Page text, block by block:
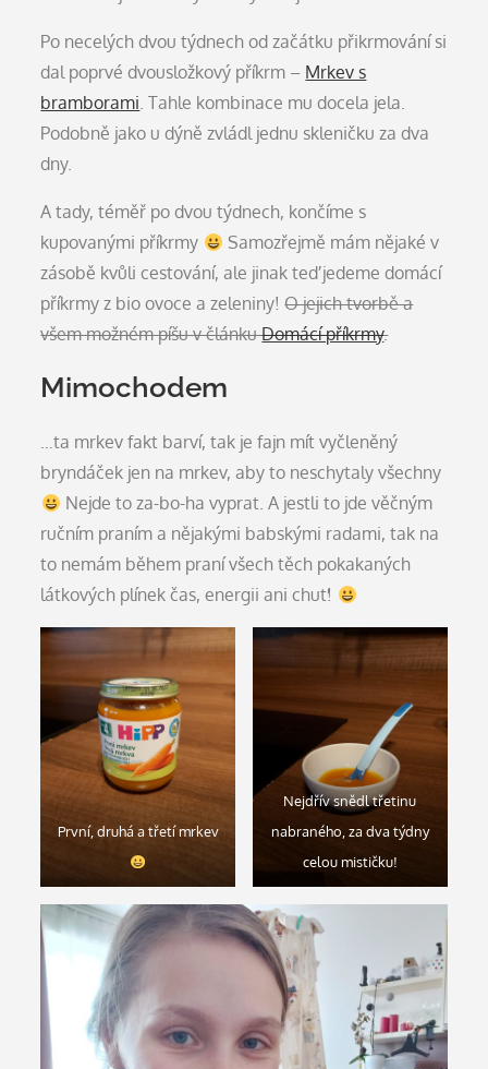
Po necelých dvou týdnech od začátku přikrmování si
dal poprvé dvousložkový příkrm – Mrkev s
bramborami. Tahle kombinace mu docela jela.
Podobně jako u dýně zvládl jednu skleničku za dva
dny.
A tady, téměř po dvou týdnech, končíme s
kupovanými příkrmy
Samozřejmě mám nějaké v
zásobě kvůli cestování, ale jinak teď jedeme domácí
příkrmy z bio ovoce a zeleniny!O jejich tvorbě a
všem možném píšu v článkuDomácí příkrmy.
Mimochodem
…ta mrkev fakt barví, tak je fajn mít vyčleněný
bryndáček jen na mrkev, aby to neschytaly všechny
Nejde to za-bo-ha vyprat. A jestli to jde věčným
ručním praním a nějakými babskými radami, tak na
to nemám během praní všech těch pokakaných
látkových plínek čas, energii ani chuť!
První, druhá a třetí mrkev
Nejdřív snědl třetinu
nabraného, za dva týdny
celou mističku!